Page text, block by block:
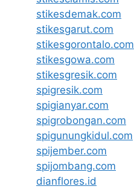
stikesdemak.com
stikesgarut.com
stikesgorontalo.com
stikesgowa.com
stikesgresik.com
spigresik.com
spigianyar.com
spigrobongan.com
spigunungkidul.com
spijember.com
spijombang.com
dianflores.id